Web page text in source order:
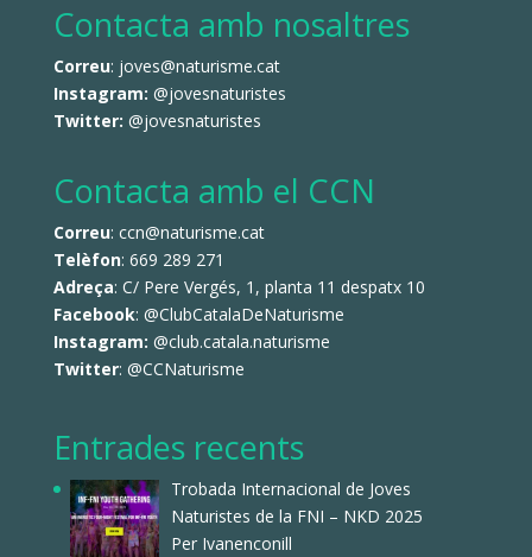
Contacta amb nosaltres
Correu: joves@naturisme.cat
Instagram: @jovesnaturistes
Twitter: @jovesnaturistes
Contacta amb el CCN
Correu: ccn@naturisme.cat
Telèfon: 669 289 271
Adreça: C/ Pere Vergés, 1, planta 11 despatx 10
Facebook: @ClubCatalaDeNaturisme
Instagram: @club.catala.naturisme
Twitter: @CCNaturisme
Entrades recents
Trobada Internacional de Joves
Naturistes de la FNI – NKD 2025
Per Ivanenconill